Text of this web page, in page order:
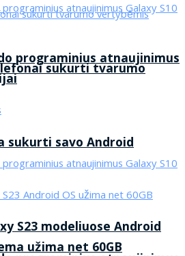
sukurti tvarumo
programinius atnaujinimus
sukurti savo Android
S23 modeliuose Android
užima net 60GB